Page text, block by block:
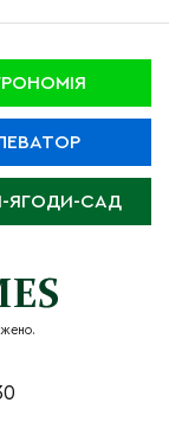
ЯГОДИ-САД